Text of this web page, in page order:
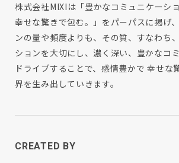
株式会社MIXIは「豊かなコミュニケーシ
幸せな驚きで包む。」をパーパスに掲げ
ンの量や頻度よりも、その質、すなわち
ションを大切にし、濃く深い、豊かなコ
ドライブすることで、感情豊かで 幸せな
界を生み出していきます。
CREATED BY